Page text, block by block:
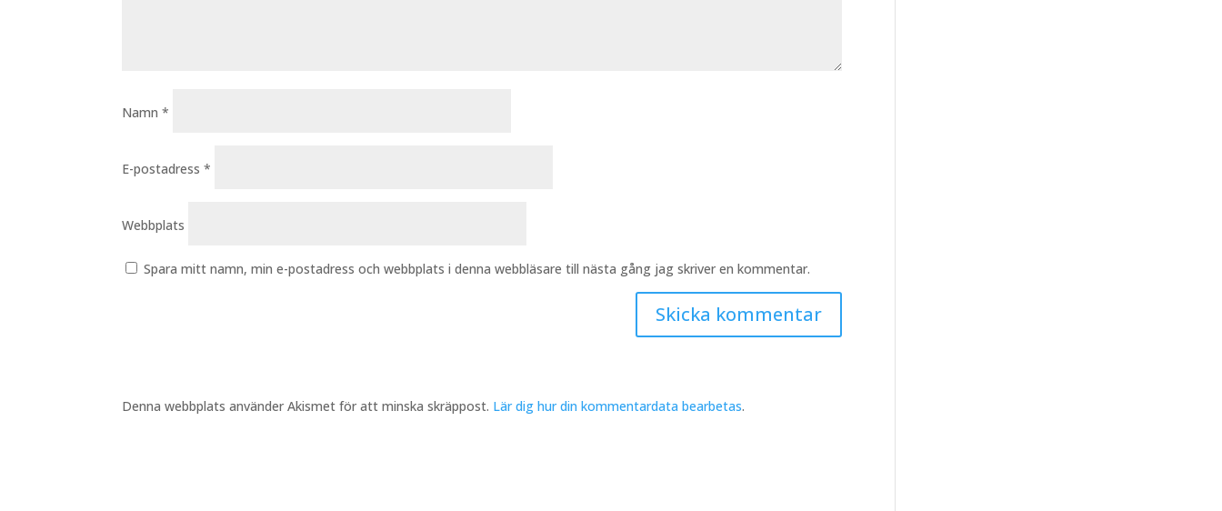
Namn*
E-postadress*
Webbplats
Spara mitt namn, min e-postadress och webbplats i denna webbläsare till nästa gång jag skriver en kommentar.
Denna webbplats använder Akismet för att minska skräppost. Lär dig hur din kommentardata bearbetas.